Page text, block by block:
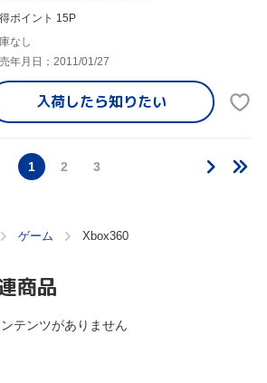
ポイント 15P
なし
年月日：2011/01/27
入荷したら知りたい
1 2 3
ゲーム Xbox360
商品
テンツがありません